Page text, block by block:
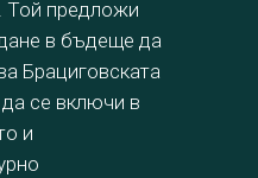
Той предложи
в бъдеще да
Брациговската
се включи в
и